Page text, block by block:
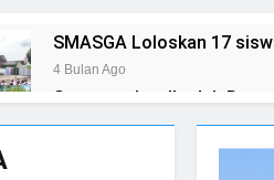
SMASGA Loloskan 17
4 Bulan Ago
Sempurnakan Ibadah
5 Bulan Ago
Sinergi Kemanusiaan di